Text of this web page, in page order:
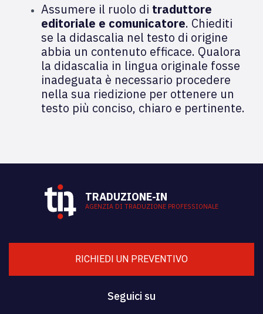
Assumere il ruolo di traduttore
editoriale e comunicatore. Chiediti
se la didascalia nel testo di origine
abbia un contenuto efficace. Qualora
la didascalia in lingua originale fosse
inadeguata è necessario procedere
nella sua riedizione per ottenere un
testo più conciso, chiaro e pertinente.
TRADUZIONE-IN
AGENZIA DI TRADUZIONE PROFESSIONALE
RICHIEDI UN PREVENTIVO
Seguici su